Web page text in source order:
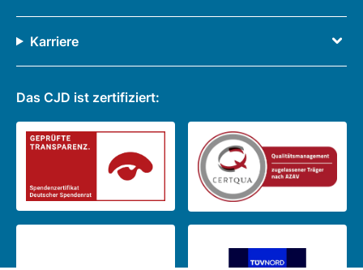
Karriere
Das CJD ist zertifiziert: